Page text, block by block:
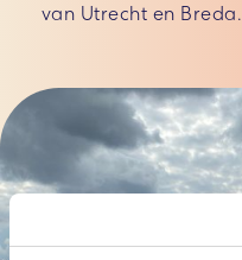
van Utrecht en Breda.